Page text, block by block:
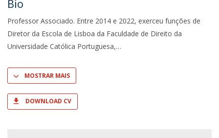
Bio
Professor Associado. Entre 2014 e 2022, exerceu funções de
Diretor da Escola de Lisboa da Faculdade de Direito da
Universidade Católica Portuguesa,
MOSTRAR MAIS
DOWNLOAD CV